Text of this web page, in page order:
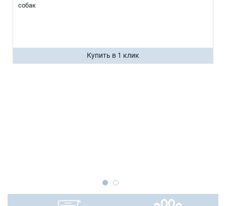
собак
Купить в 1 клик